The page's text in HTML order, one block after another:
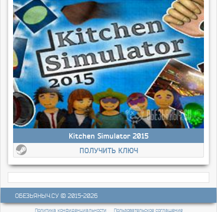
Kitchen Simulator 2015
ПОЛУЧИТЬ КЛЮЧ
ОБЕЗЬЯНЫЧ.СУ © 2015-2026
Политика конфиденциальности Пользовательское соглашение